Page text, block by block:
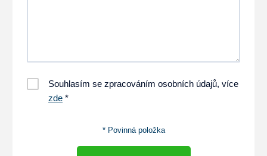
Souhlasím se zpracováním osobních údajů, více
zde *
* Povinná položka